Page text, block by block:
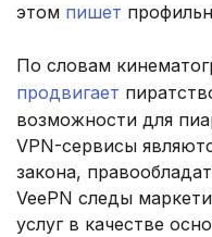
этом пишет
По словам
продвигает
возможности для
VPN-сервисы
закона,
VeePN следы
услуг в качестве